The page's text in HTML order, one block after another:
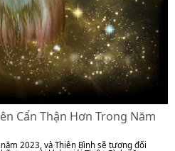
Cẩn Thận Hơn Trong Năm
2023, và Thiên Bình sẽ tương đối